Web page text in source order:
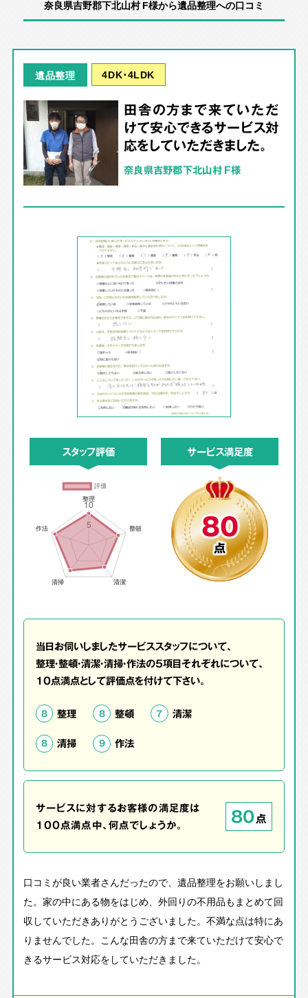
奈良県吉野郡下北山村 F様から遺品整理への口コミ
遺品整理 4DK･4LDK
田舎の方まで来ていただ
けて安心できるサービス対
応をしていただきました。
奈良県吉野郡下北山村 F様
スタッフ評価 サービス満足度
80
点
当日お伺いしましたサービススタッフについて、
整理・整頓・清潔・清掃・作法の5項目それぞれについて、
10点満点として評価点を付けて下さい。
8 整理 8 整頓 7 清潔
8 清掃 9 作法
サービスに対するお客様の満足度は
100点満点中、何点でしょうか。
80点
口コミが良い業者さんだったので、遺品整理をお願いしまし
た。家の中にある物をはじめ、外回りの不用品もまとめて回
収していただきありがとうございました。不満な点は特にあ
りませんでした。こんな田舎の方まで来ていただけて安心で
きるサービス対応をしていただきました。